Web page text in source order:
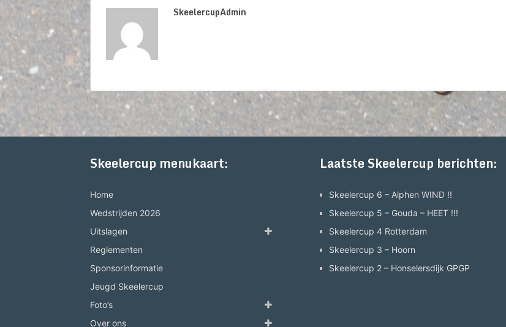
SkeelercupAdmin
Skeelercup menukaart:
Home
Wedstrijden 2026
Uitslagen
Reglementen
Sponsorinformatie
Jeugd Skeelercup
Foto’s
Over ons
Laatste Skeelercup berichten:
Skeelercup 6 – Alphen WIND !!
Skeelercup 5 – Gouda – HEET !!!
Skeelercup 4 Rotterdam
Skeelercup 3 – Hoorn
Skeelercup 2 – Honselersdijk GPGP